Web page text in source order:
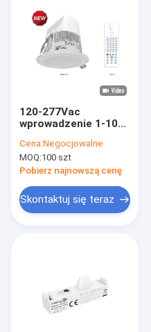
120-277Vac
wprowadzenie 1-10v
ustawialne z
wykorzystaniem
światła dziennego
Cena:Negocjowalne
MOQ:100 szt
Pobierz najnowszą cenę
Skontaktuj się teraz